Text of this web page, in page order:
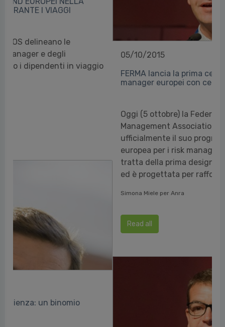
05/10/2015
FERMA lancia la prima certificazione per risk
manager europei con cerimonia di premiazione
Oggi (5 ottobre) la Federation of European Risk
Management Associations (FERMA) ha lanciato
ufficialmente il suo programma di certificazione
europea per i risk manager professionali. Si
tratta della prima designazione di questo tipo
ed è progettata per rafforzare la posizione de...
Read all